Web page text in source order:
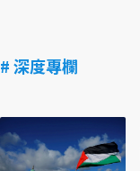
# 深度專欄